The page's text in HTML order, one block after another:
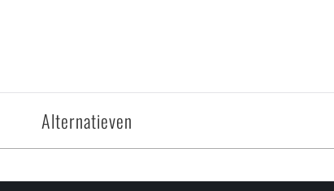
Alternatieven